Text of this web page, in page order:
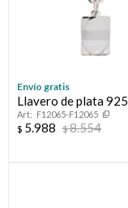
Envío gratis
Llavero de plata 925
F12065-F12065
$ 5.988 $8.554